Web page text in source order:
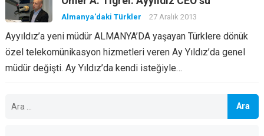
Almanya'daki Türkler 27 Aralık 2013
Ayyıldız’a yeni müdür ALMANYA’DA yaşayan Türklere dönük
özel telekomünikasyon hizmetleri veren Ay Yıldız’da genel
müdür değişti. Ay Yıldız’da kendi isteğiyle…